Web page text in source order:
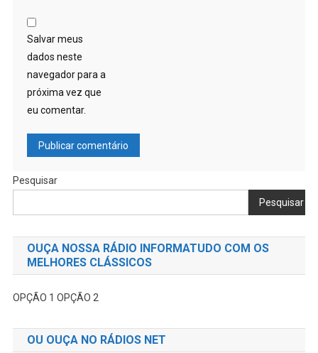
Salvar meus
dados neste
navegador para a
próxima vez que
eu comentar.
Pesquisar
Pesquisar
OUÇA NOSSA RÁDIO INFORMATUDO COM OS
MELHORES CLÁSSICOS
OPÇÃO 1 OPÇÃO 2
OU OUÇA NO RÁDIOS NET